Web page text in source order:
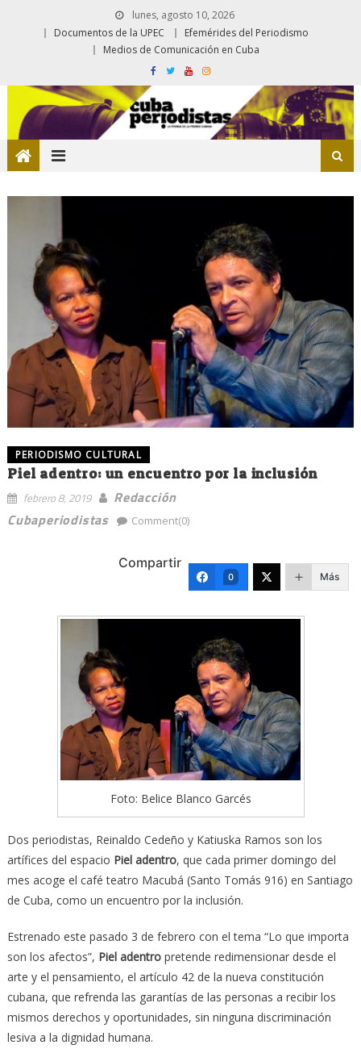
lunes, agosto 10, 2026
Documentos de la UPEC
Efemérides del Periodismo
Medios de Comunicación en Cuba
PERIODISMO CULTURAL
Piel adentro: un encuentro por la inclusión
febrero 8, 2019
Redacción
Cubaperiodistas
Comment(0)
Compartir
0 Más
Foto: Belice Blanco Garcés
Dos periodistas, Reinaldo Cedeño y Katiuska Ramos son los
artífices del espacio Piel adentro, que cada primer domingo del
mes acoge el café teatro Macubá (Santo Tomás 916) en Santiago
de Cuba, como un encuentro por la inclusión.
Estrenado este pasado 3 de febrero con el tema “Lo que importa
son los afectos”, Piel adentropretende redimensionar desde el
arte y el pensamiento, el artículo 42 de la nueva constitución
cubana, que refrenda las garantías de las personas a recibir los
mismos derechos y oportunidades, sin ninguna discriminación
lesiva a la dignidad humana.